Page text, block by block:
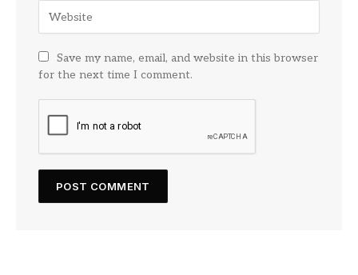
Save my name, email, and website in this browser
for the next time I comment.